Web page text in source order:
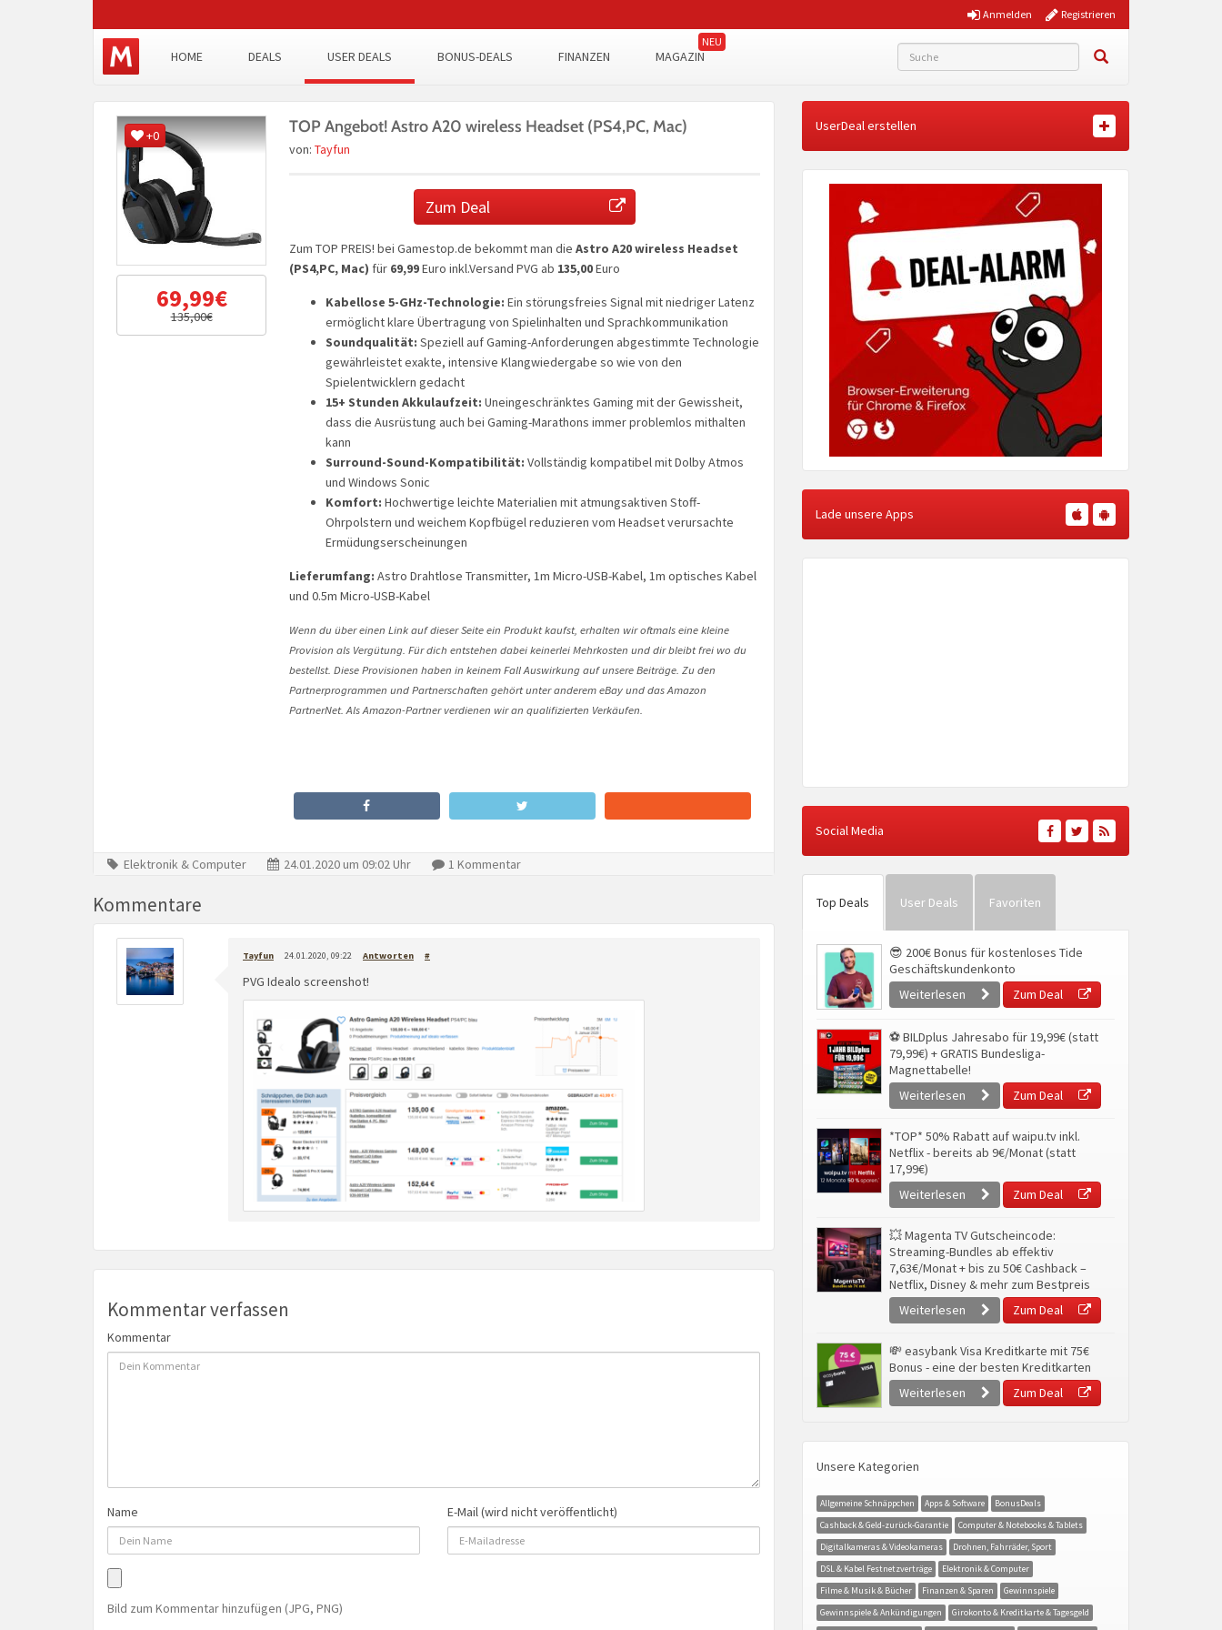
Registrieren
Anmelden
HOME DEALS USER DEALS BONUS-DEALS FINANZEN MAGAZIN
+0
69,99€
135,00€
TOP Angebot! Astro A20 wireless Headset (PS4,PC, Mac)
von: Tayfun
Zum Deal
Zum TOP PREIS! bei Gamestop.de bekommt man die Astro A20 wireless Headset
(PS4,PC, Mac) für 69,99Euro inkl.Versand PVG ab 135,00Euro
Kabellose 5-GHz-Technologie: Ein störungsfreies Signal mit niedriger Latenz
ermöglicht klare Übertragung von Spielinhalten und Sprachkommunikation
Soundqualität: Speziell auf Gaming-Anforderungen abgestimmte Technologie
gewährleistet exakte, intensive Klangwiedergabe so wie von den
Spielentwicklern gedacht
15+ Stunden Akkulaufzeit: Uneingeschränktes Gaming mit der Gewissheit,
dass die Ausrüstung auch bei Gaming-Marathons immer problemlos mithalten
kann
Surround-Sound-Kompatibilität: Vollständig kompatibel mit Dolby Atmos
und Windows Sonic
Komfort: Hochwertige leichte Materialien mit atmungsaktiven Stoff-
Ohrpolstern und weichem Kopfbügel reduzieren vom Headset verursachte
Ermüdungserscheinungen
Lieferumfang: Astro Drahtlose Transmitter, 1m Micro-USB-Kabel, 1m optisches Kabel
und 0.5m Micro-USB-Kabel
Wenn du über einen Link auf dieser Seite ein Produkt kaufst, erhalten wir oftmals eine kleine
Provision als Vergütung. Für dich entstehen dabei keinerlei Mehrkosten und dir bleibt frei wo du
bestellst. Diese Provisionen haben in keinem Fall Auswirkung auf unsere Beiträge. Zu den
Partnerprogrammen und Partnerschaften gehört unter anderem eBay und das Amazon
PartnerNet. Als Amazon-Partner verdienen wir an qualifizierten Verkäufen.
Elektronik & Computer 24.01.2020 um 09:02 Uhr 1 Kommentar
Kommentare
Tayfun 24.01.2020, 09:22 Antworten #
PVG Idealo screenshot!
Kommentar verfassen
Kommentar
Name E-Mail (wird nicht veröffentlicht)
Bild zum Kommentar hinzufügen (JPG, PNG)
UserDeal erstellen
Lade unsere Apps
Social Media
Top Deals User Deals Favoriten
😎 200€ Bonus für kostenloses Tide
Geschäftskundenkonto
Weiterlesen
Zum Deal
⚽ BILDplus Jahresabo für 19,99€ (statt
79,99€) + GRATIS Bundesliga-
Magnettabelle!
Weiterlesen
Zum Deal
*TOP* 50% Rabatt auf waipu.tv inkl.
Netflix - bereits ab 9€/Monat (statt
17,99€)
Weiterlesen
Zum Deal
💥 Magenta TV Gutscheincode:
Streaming-Bundles ab effektiv
7,63€/Monat + bis zu 50€ Cashback –
Netflix, Disney & mehr zum Bestpreis
Weiterlesen
Zum Deal
💸 easybank Visa Kreditkarte mit 75€
Bonus - eine der besten Kreditkarten
Weiterlesen
Zum Deal
Unsere Kategorien
Allgemeine Schnäppchen Apps & Software
BonusDeals
Cashback & Geld-zurück-Garantie
Computer & Notebooks & Tablets
Digitalkameras & Videokameras
Drohnen, Fahrräder, Sport
DSL & Kabel Festnetzverträge
Elektronik & Computer
Filme & Musik & Bücher
Finanzen & Sparen
Gewinnspiele
Gewinnspiele & Ankündigungen
Girokonto & Kreditkarte & Tagesgeld